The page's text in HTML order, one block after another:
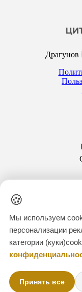
🍪
Мы используем
персонализации
категории
Принять все